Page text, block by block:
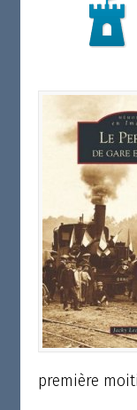
première